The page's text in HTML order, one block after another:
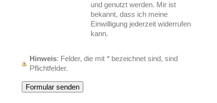
und genutzt werden. Mir ist
bekannt, dass ich meine
Einwilligung jederzeit widerrufen
kann.
Hinweis : Felder, die mit * bezeichnet sind, sind
Pflichtfelder.